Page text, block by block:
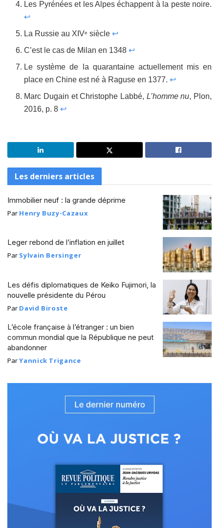
Les Pyrénées et les Alpes échappent à la peste noire.
↩
La Russie au XIVe siècle ↩
C’est le cas de Milan en 1348 ↩
Le système de la quarantaine actuellement mis en
place en Chine est né à Raguse en 1377. ↩
Marc Dugain et Christophe Labbé, L’homme nu, Plon,
2016, p. 8 ↩
Les derniers articles
Immobilier neuf : la grande déprime
Par Henry Buzy-Cazaux
Leger rebond de l’inflation en juillet
Par Sylvain Bersinger
Les défis diplomatiques de Keiko Fujimori, la
nouvelle présidente du Pérou
Par David Biroste
L’école française à l’étranger : un bien
commun mondial que la République ne peut
abandonner
ParYannick Trigance